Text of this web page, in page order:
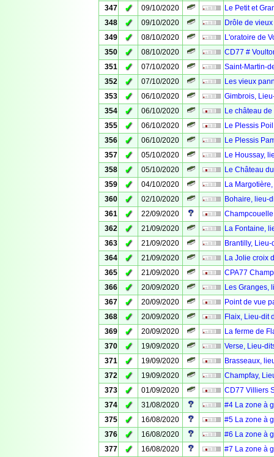
347
✓ 09/10/2020
Le Petit et
348
✓ 09/10/2020
Drôle de
349
✓ 08/10/2020
L'oratoire de
350
✓ 08/10/2020
CD77 #
351
✓ 07/10/2020
Saint-Martin-
352
✓ 07/10/2020
Les vieux
353
✓ 06/10/2020
Gimbrois,
354
✓ 06/10/2020
Le château
355
✓ 06/10/2020
Le Plessis
356
✓ 06/10/2020
Le Plessis
357
✓ 05/10/2020
Le Houssay,
358
✓ 05/10/2020
Le Château
359
✓ 04/10/2020
La
360
✓ 02/10/2020
Bohaire, lieu-
361
✓ 22/09/2020
362
✓ 21/09/2020
La Fontaine,
363
✓ 21/09/2020
Brantilly,
364
✓ 21/09/2020
La Jolie croix
365
✓ 21/09/2020
CPA77
366
✓ 20/09/2020
Les Granges,
367
✓ 20/09/2020
Point de vue
368
✓ 20/09/2020
Flaix, Lieu-dit
369
✓ 20/09/2020
La ferme de
370
✓ 19/09/2020
Verse, Lieu-
371
✓ 19/09/2020
Brasseaux,
372
✓ 19/09/2020
Champfay,
373
✓ 01/09/2020
CD77 Villiers
374
✓ 31/08/2020
#4 La zone à
375
✓ 16/08/2020
#5 La zone à
376
✓ 16/08/2020
#6 La zone à
377
✓ 16/08/2020
#7 La zone à